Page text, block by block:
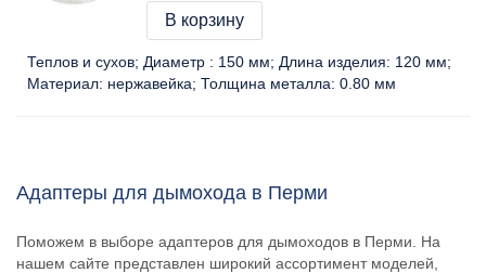
В корзину
Теплов и сухов Диаметр : 150 мм Длина изделия: 120 мм
Материал: нержавейка Толщина металла: 0.80 мм
Адаптеры для дымохода в Перми
Поможем в выборе адаптеров для дымоходов в Перми. На
нашем сайте представлен широкий ассортимент моделей,